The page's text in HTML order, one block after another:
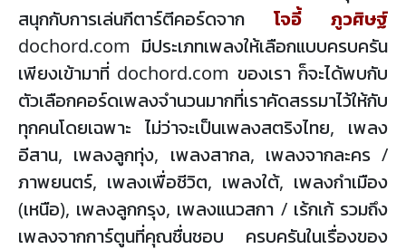
สนุกกับการเล่นกีตาร์ตีคอร์ดจาก โจอี้ ภูวศิษฐ์
dochord.com มีประเภทเพลงให้เลือกแบบครบครัน
เพียงเข้ามาที่ dochord.com ของเรา ก็จะได้พบกับ
ตัวเลือกคอร์ดเพลงจำนวนมากที่เราคัดสรรมาไว้ให้กับ
ทุกคนโดยเฉพาะ ไม่ว่าจะเป็นเพลงสตริงไทย, เพลง
อีสาน, เพลงลูกทุ่ง, เพลงสากล, เพลงจากละคร /
ภาพยนตร์, เพลงเพื่อชีวิต, เพลงใต้, เพลงกำเมือง
(เหนือ), เพลงลูกกรุง, เพลงแนวสกา / เร้กเก้ รวมถึง
เพลงจากการ์ตูนที่คุณชื่นชอบ ครบครันในเรื่องของ